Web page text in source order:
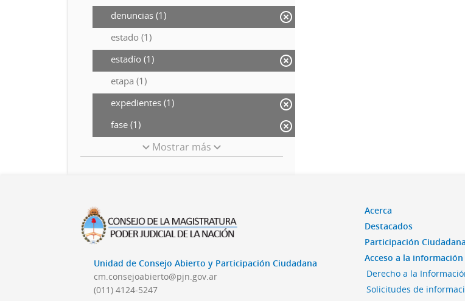
denuncias (1)
estado (1)
estadío (1)
etapa (1)
expedientes (1)
fase (1)
Mostrar más
Unidad de Consejo Abierto y Participación Ciudadana
cm.consejoabierto@pjn.gov.ar
(011) 4124-5247
Acerca
Destacados
Participación Ciudadana
Acceso a la información
Derecho a la
Solicitudes de